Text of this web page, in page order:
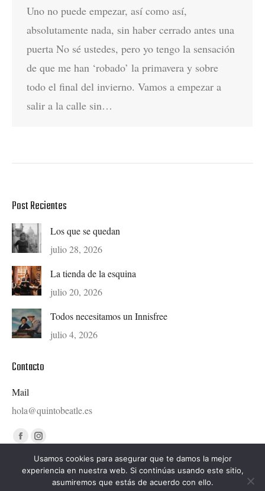
Uno no puede empezar, así como así,
absolutamente nada, sin haber cerrado antes una
puerta No sé ustedes, pero yo tengo la sensación
de que me han ‘robado’ la primavera y sobre
todo el final del invierno. Vamos a empezar a
salir a la calle sin…
Post Recientes
Los que se quedan
julio 28, 2026
La tienda de la esquina
julio 20, 2026
Todos necesitamos un Innisfree
julio 4, 2026
Contacto
Mail
hola@quintobeatle.es
Find us on:
Facebook
page
opens
Instagram
page
opens
Usamos cookies para asegurar que te damos la mejor
experiencia en nuestra web. Si continúas usando este sitio,
asumiremos que estás de acuerdo con ello.